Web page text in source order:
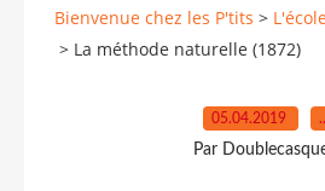
Bienvenue chez les P'tits >
> La méthode naturelle (1872)
05.04.2019
Par